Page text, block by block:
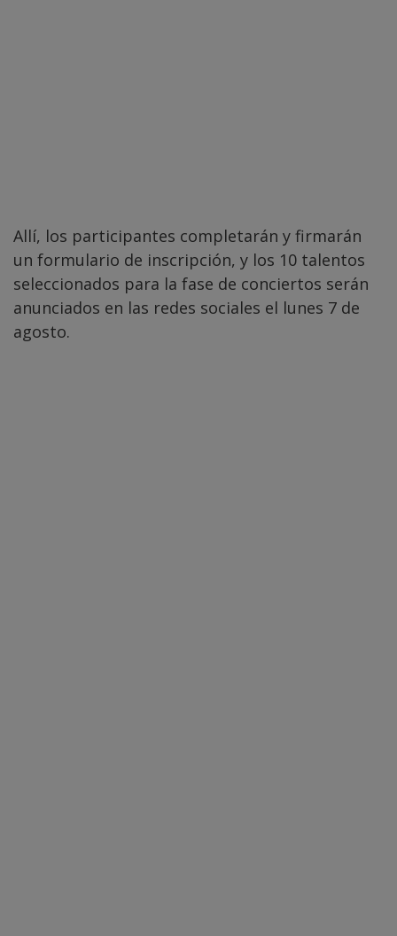
Allí, los participantes completarán y firmarán
un formulario de inscripción, y los 10 talentos
seleccionados para la fase de conciertos serán
anunciados en las redes sociales el lunes 7 de
agosto.